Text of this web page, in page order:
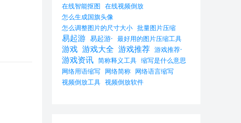
在线智能抠图 在线视频倒放
怎么生成国旗头像
怎么调整图片的尺寸大小 批量图片压缩
易起游 易起游· 最好用的图片压缩工具
游戏 游戏大全 游戏推荐 游戏推荐·
游戏资讯 简称释义工具 缩写是什么意思
网络用语缩写 网络简称 网络语言缩写
视频倒放工具 视频倒放软件